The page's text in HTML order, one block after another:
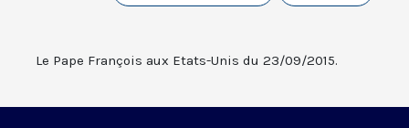
Le Pape François aux Etats-Unis du 23/09/2015.